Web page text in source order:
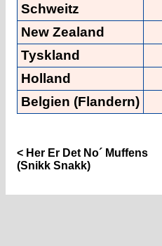
Schweitz
New Zealand
Tyskland
Holland
Belgien (Flandern)
< Her Er Det No´ Muffens
(Snikk Snakk)